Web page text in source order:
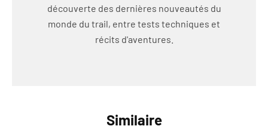
découverte des dernières nouveautés du
monde du trail, entre tests techniques et
récits d'aventures.
Similaire